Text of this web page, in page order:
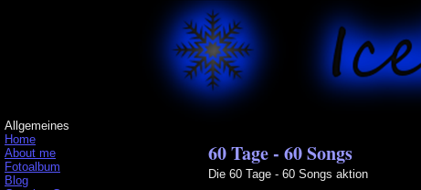
Allgemeines
Home
About me
Fotoalbum
Blog
60 Tage - 60 Songs
Die 60 Tage - 60 Songs aktion